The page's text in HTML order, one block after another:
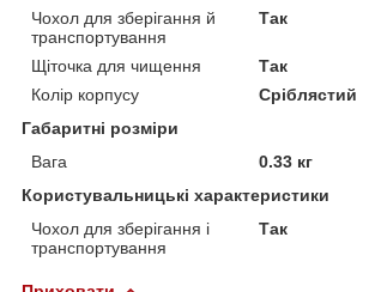
Чохол для зберігання й
транспортування
Так
Щіточка для чищення
Так
Колір корпусу
Сріблястий
Габаритні розміри
Вага
0.33 кг
Користувальницькі характеристики
Чохол для зберігання і
транспортування
Так